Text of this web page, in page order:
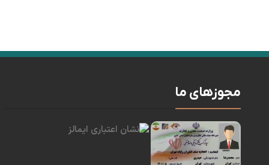
مجوزهای ما